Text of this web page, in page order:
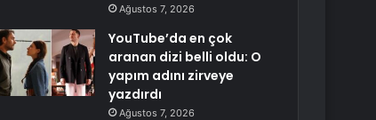
Ağustos 7, 2026
YouTube’da en çok
aranan dizi belli oldu: O
yapım adını zirveye
yazdırdı
Ağustos 7, 2026